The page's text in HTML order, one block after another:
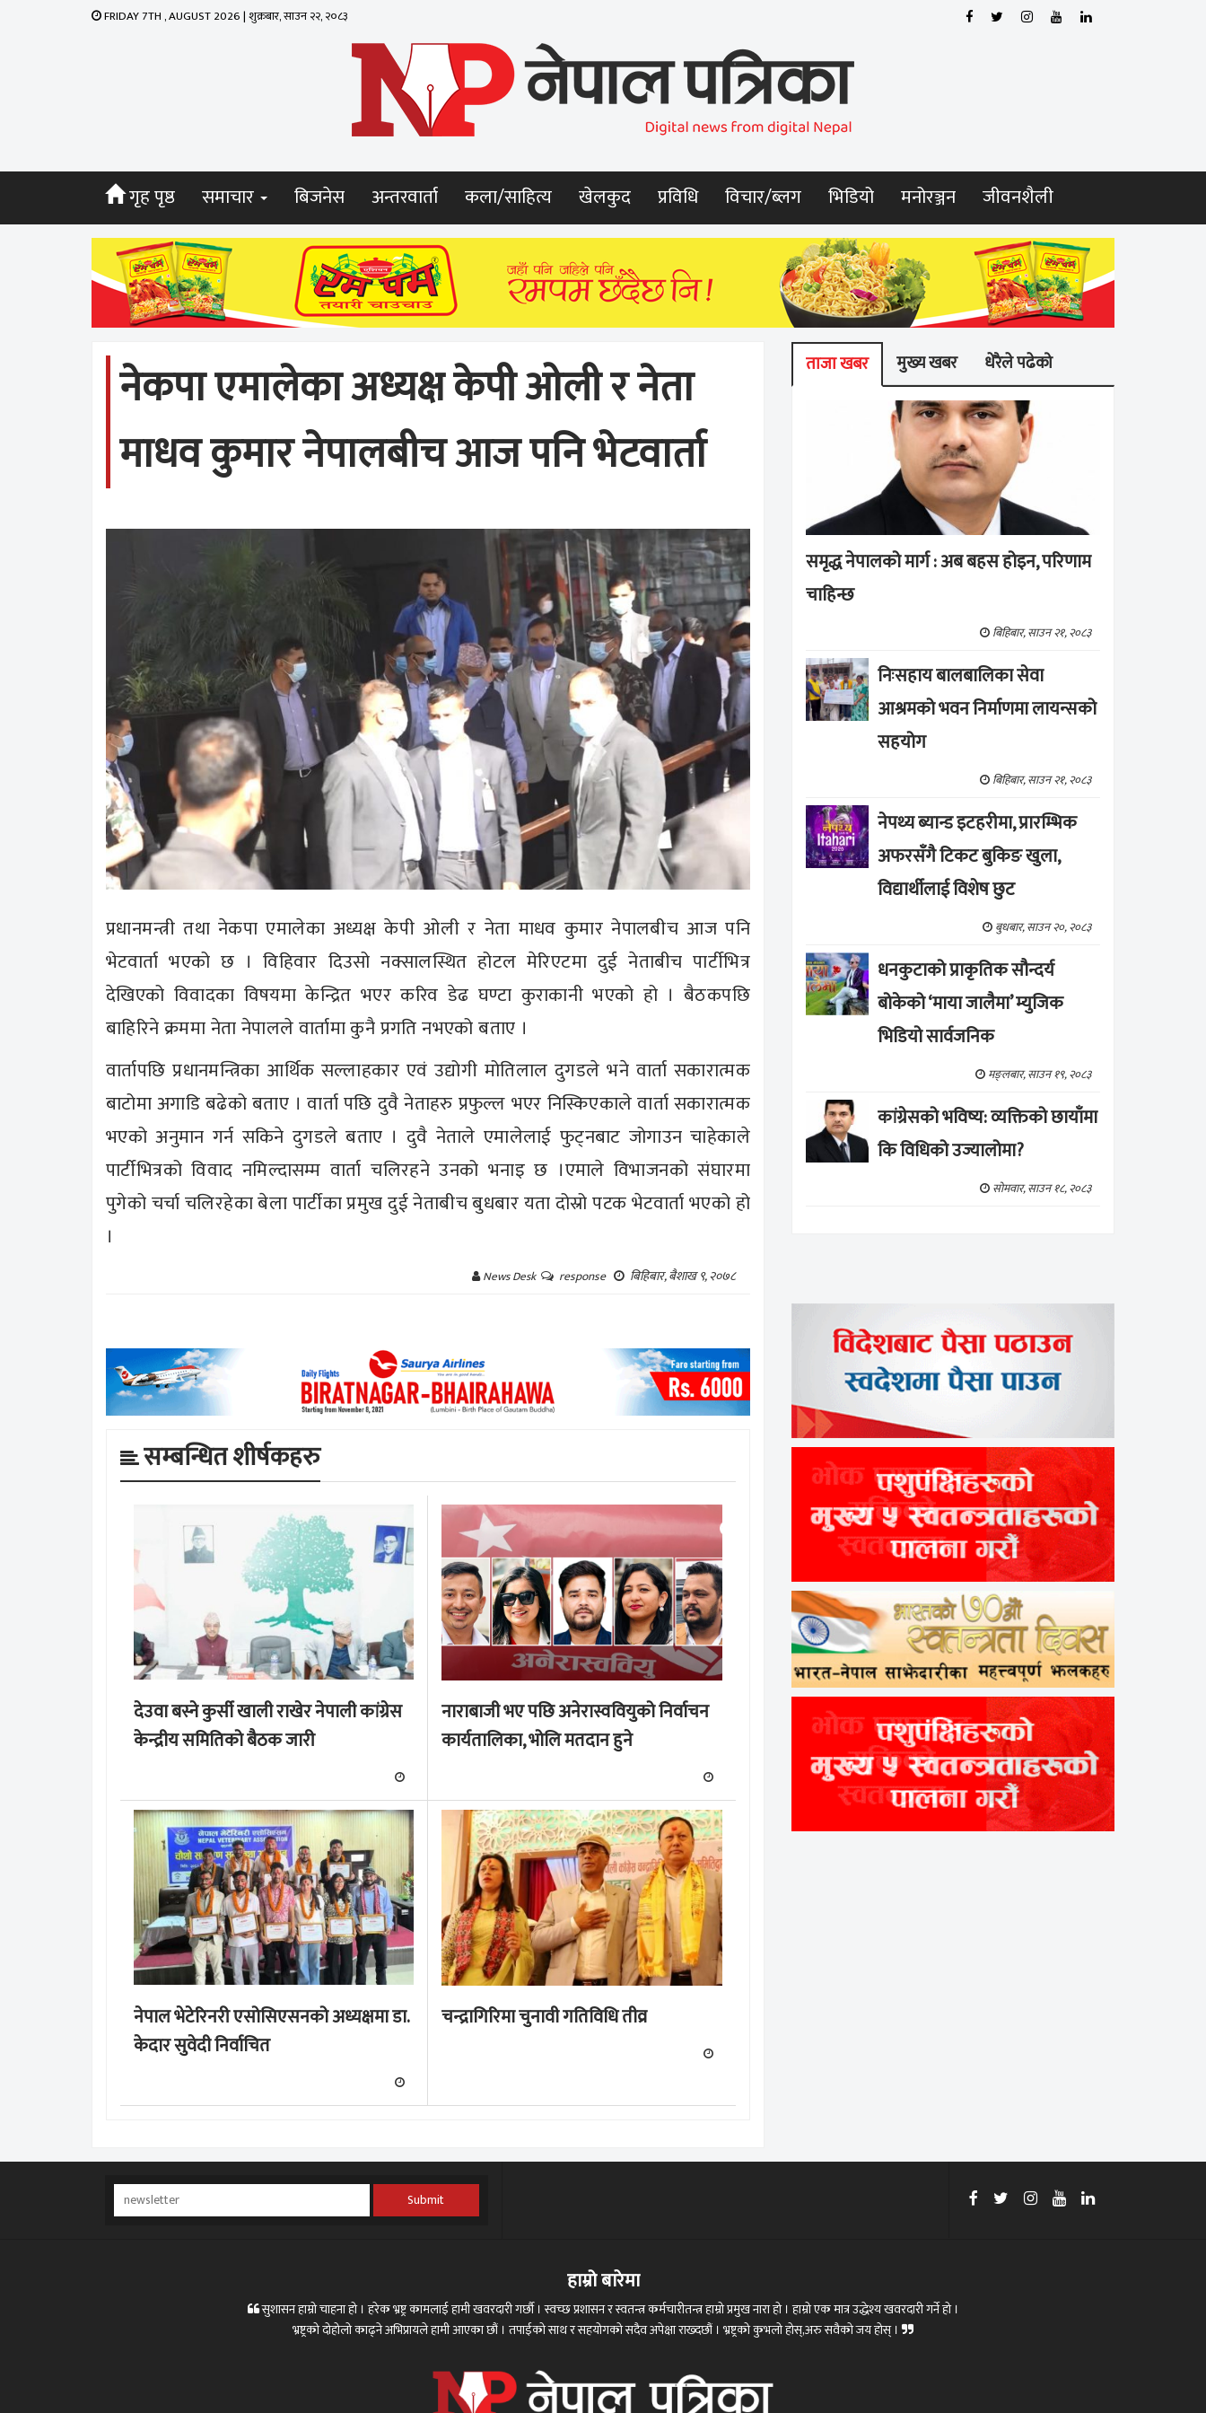
FRIDAY 7TH , AUGUST 2026 | शुक्रबार, साउन २२, २०८३
गृह पृष्ठ समाचार बिजनेस अन्तरवार्ता कला/साहित्य खेलकुद प्रविधि विचार/ब्लग भिडियो मनोरञ्जन जीवनशैली
नेकपा एमालेका अध्यक्ष केपी ओली र नेता
माधव कुमार नेपालबीच आज पनि भेटवार्ता
प्रधानमन्त्री तथा नेकपा एमालेका अध्यक्ष केपी ओली र नेता माधव कुमार नेपालबीच आज पनि
भेटवार्ता भएको छ । विहिवार दिउसो नक्सालस्थित होटल मेरिएटमा दुई नेताबीच पार्टीभित्र
देखिएको विवादका विषयमा केन्द्रित भएर करिव डेढ घण्टा कुराकानी भएको हो । बैठकपछि
बाहिरिने क्रममा नेता नेपालले वार्तामा कुनै प्रगति नभएको बताए ।
वार्तापछि प्रधानमन्त्रिका आर्थिक सल्लाहकार एवं उद्योगी मोतिलाल दुगडले भने वार्ता सकारात्मक
बाटोमा अगाडि बढेको बताए । वार्ता पछि दुवै नेताहरु प्रफुल्ल भएर निस्किएकाले वार्ता सकारात्मक
भएको अनुमान गर्न सकिने दुगडले बताए । दुवै नेताले एमालेलाई फुट्नबाट जोगाउन चाहेकाले
पार्टीभित्रको विवाद नमिल्दासम्म वार्ता चलिरहने उनको भनाइ छ ।एमाले विभाजनको संघारमा
पुगेको चर्चा चलिरहेका बेला पार्टीका प्रमुख दुई नेताबीच बुधबार यता दोस्रो पटक भेटवार्ता भएको हो
।
News Desk response बिहिबार, बैशाख ९, २०७८
सम्बन्धित शीर्षकहरु
देउवा बस्ने कुर्सी खाली राखेर नेपाली कांग्रेस
केन्द्रीय समितिको बैठक जारी
नाराबाजी भए पछि अनेरास्ववियुको निर्वाचन
कार्यतालिका, भोलि मतदान हुने
नेपाल भेटेरिनरी एसोसिएसनको अध्यक्षमा डा.
केदार सुवेदी निर्वाचित
चन्द्रागिरिमा चुनावी गतिविधि तीव्र
ताजा खबर मुख्य खबर धेरैले पढेको
समृद्ध नेपालको मार्ग : अब बहस होइन, परिणाम
चाहिन्छ
बिहिबार, साउन २१, २०८३
निःसहाय बालबालिका सेवा
आश्रमको भवन निर्माणमा लायन्सको
सहयोग
बिहिबार, साउन २१, २०८३
नेपथ्य ब्यान्ड इटहरीमा, प्रारम्भिक
अफरसँगै टिकट बुकिङ खुला,
विद्यार्थीलाई विशेष छुट
बुधबार, साउन २०, २०८३
धनकुटाको प्राकृतिक सौन्दर्य
बोकेको ‘माया जालैमा’ म्युजिक
भिडियो सार्वजनिक
मङ्लबार, साउन १९, २०८३
कांग्रेसको भविष्य: व्यक्तिको छायाँमा
कि विधिको उज्यालोमा?
सोमवार, साउन १८, २०८३
Submit
हाम्रो बारेमा
सुशासन हाम्रो चाहना हो । हरेक भ्रष्ट्र कामलाई हामी खवरदारी गर्छौ । स्वच्छ प्रशासन र स्वतन्त्र कर्मचारीतन्त्र हाम्रो प्रमुख नारा हो । हाम्रो एक मात्र उद्धेश्य खवरदारी गर्ने हो ।
भ्रष्ट्रको दोहोलो काढ्ने अभिप्रायले हामी आएका छौं । तपाईको साथ र सहयोगको सदैव अपेक्षा राख्दछौं । भ्रष्ट्रको कुभलो होस्,अरु सवैको जय होस् ।